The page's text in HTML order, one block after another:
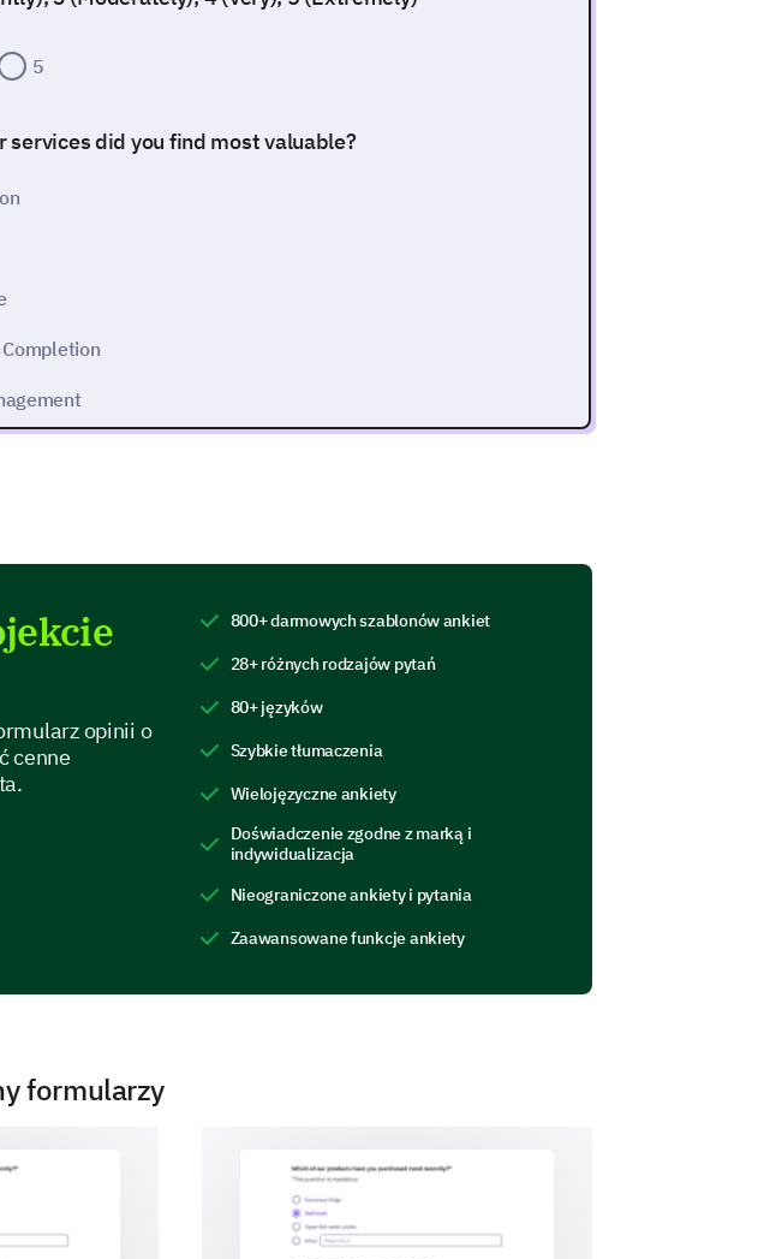
5
services did you find most valuable?
Dynamics
of agreement with the following statements regarding
our overall communication during this project?
opinii o
cenne
800+ darmowych szablonów ankiet
28+ różnych rodzajów pytań
80+ języków
Szybkie tłumaczenia
Wielojęzyczne ankiety
Doświadczenie zgodne z marką i
indywidualizacja
Nieograniczone ankiety i pytania
Zaawansowane funkcje ankiety
formularzy